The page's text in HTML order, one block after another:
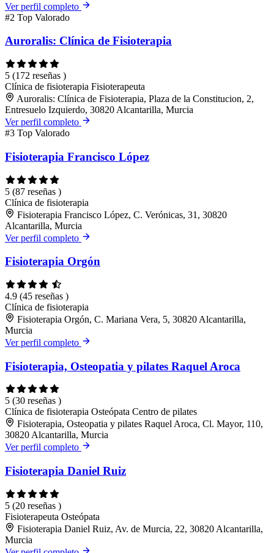
Ver perfil completo
#2 Top Valorado
Auroralis: Clínica de Fisioterapia
5 (172 reseñas )
Clínica de fisioterapia Fisioterapeuta
Auroralis: Clínica de Fisioterapia, Plaza de la Constitucion, 2,
Entresuelo Izquierdo, 30820 Alcantarilla, Murcia
Ver perfil completo
#3 Top Valorado
Fisioterapia Francisco López
5 (87 reseñas )
Clínica de fisioterapia
Fisioterapia Francisco López, C. Verónicas, 31, 30820
Alcantarilla, Murcia
Ver perfil completo
Fisioterapia Orgón
4.9 (45 reseñas )
Clínica de fisioterapia
Fisioterapia Orgón, C. Mariana Vera, 5, 30820 Alcantarilla,
Murcia
Ver perfil completo
Fisioterapia, Osteopatia y pilates Raquel Aroca
5 (30 reseñas )
Clínica de fisioterapia Osteópata Centro de pilates
Fisioterapia, Osteopatia y pilates Raquel Aroca, Cl. Mayor, 110,
30820 Alcantarilla, Murcia
Ver perfil completo
Fisioterapia Daniel Ruiz
5 (20 reseñas )
Fisioterapeuta Osteópata
Fisioterapia Daniel Ruiz, Av. de Murcia, 22, 30820 Alcantarilla,
Murcia